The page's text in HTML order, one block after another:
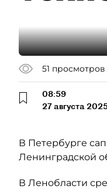
51 просмотров
08:59
27 августа
В Петербурге
Ленинградской
В Ленобласти